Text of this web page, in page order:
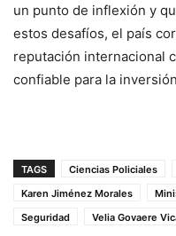
un punto de inflexión y
estos desafíos, el país
reputación internacional
confiable para la
TAGS Ciencias Policiales
Karen Jiménez Morales
Seguridad
Velia Govaere